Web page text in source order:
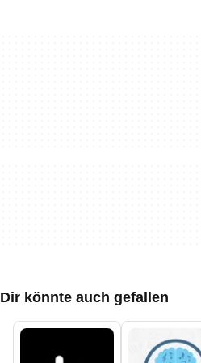
Dir könnte auch gefallen